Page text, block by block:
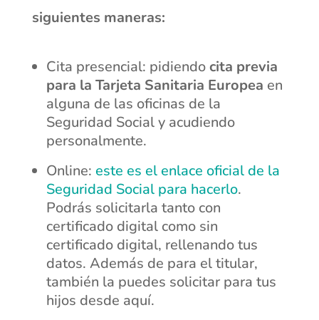
siguientes maneras:
Cita presencial: pidiendocita previa
para la Tarjeta Sanitaria Europea en
alguna de las oficinas de la
Seguridad Social y acudiendo
personalmente.
Online: este es el enlace oficial de la
Seguridad Social para hacerlo.
Podrás solicitarla tanto con
certificado digital como sin
certificado digital, rellenando tus
datos. Además de para el titular,
también la puedes solicitar para tus
hijos desde aquí.